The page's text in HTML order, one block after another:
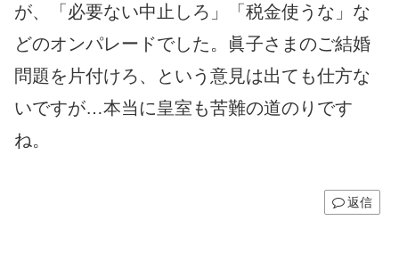
が、「必要ない中止しろ」「税金使うな」な
どのオンパレードでした。眞子さまのご結婚
問題を片付けろ、という意見は出ても仕方な
いですが…本当に皇室も苦難の道のりです
ね。
返信